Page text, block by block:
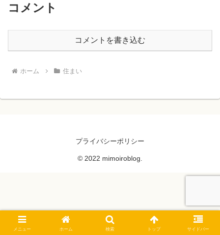
コメント
コメントを書き込む
ホーム 住まい
プライバシーポリシー
© 2022 mimoiroblog.
メニュー ホーム 検索 トップ サイドバー